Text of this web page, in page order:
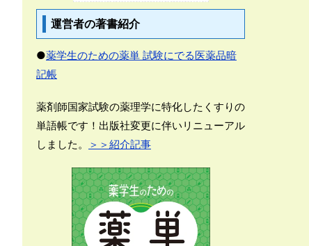
運営者の著書紹介
●薬学生のための薬単 試験にでる医薬品暗
記帳
薬剤師国家試験の薬理学に特化したくすりの
単語帳です！出版社変更に伴いリニューアル
しました。
＞＞紹介記事